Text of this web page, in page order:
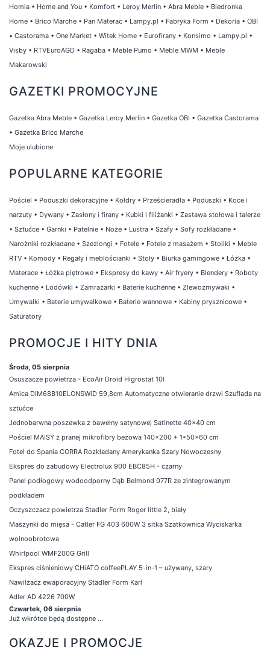
Homla • Home and You • Komfort • Leroy Merlin • Abra Meble • Biedronka
Home • Brico Marche • Pan Materac • Lampy.pl • Fabryka Form • Dekoria • OBI
• Castorama • One Market • Witek Home • Eurofirany • Konsimo • Lampy.pl •
Visby • RTVEuroAGD • Ragaba • Meble Pumo • Meble MWM • Meble
Makarowski
GAZETKI PROMOCYJNE
Gazetka Abra Meble • Gazetka Leroy Merlin • Gazetka OBI • Gazetka Castorama
• Gazetka Brico Marche
Moje ulubione
POPULARNE KATEGORIE
Pościel • Poduszki dekoracyjne • Kołdry • Prześcieradła • Poduszki • Koce i
narzuty • Dywany • Zasłony i firany • Kubki i filiżanki • Zastawa stołowa i talerze
• Sztućce • Garnki • Patelnie • Noże • Lustra • Szafy • Sofy rozkładane •
Narożniki rozkładane • Szezlongi • Fotele • Fotele z masażem • Stoliki • Meble
RTV • Komody • Regały i meblościanki • Stoły • Biurka gamingowe • Łóżka •
Materace • Łóżka piętrowe • Ekspresy do kawy • Air fryery • Blendery • Roboty
kuchenne • Lodówki • Zamrażarki • Baterie kuchenne • Zlewozmywaki •
Umywalki • Baterie umywalkowe • Baterie wannowe • Kabiny prysznicowe •
Saturatory
PROMOCJE I HITY DNIA
Środa, 05 sierpnia
Osuszacze powietrza - EcoAir Droid Higrostat 10l
Amica DIM68B10ELONSWiD 59,8cm Automatyczne otwieranie drzwi Szuflada na
sztućce
Jednobarwna poszewka z bawełny satynowej Satinette 40x40 cm
Pościel MAISY z pranej mikrofibry beżowa 140x200 + 1*50x60 cm
Fotel do Spania CORRA Rozkładany Amerykanka Szary Nowoczesny
Ekspres do zabudowy Electrolux 900 EBC85H - czarny
Panel podłogowy wodoodporny Dąb Belmond 077R ze zintegrowanym
podkładem
Oczyszczacz powietrza Stadler Form Roger little 2, biały
Maszynki do mięsa - Catler FG 403 600W 3 sitka Szatkownica Wyciskarka
wolnoobrotowa
Whirlpool WMF200G Grill
Ekspres ciśnieniowy CHiATO coffeePLAY 5-in-1 – używany, szary
Nawilżacz ewaporacyjny Stadler Form Karl
Adler AD 4226 700W
Czwartek, 06 sierpnia
Już wkrótce będą dostępne ...
OKAZJE I PROMOCJE